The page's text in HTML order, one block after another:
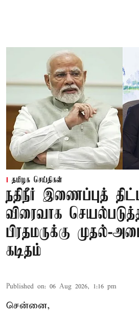
தமிழக செய்திகள்
நதிநீர் இணைப்புத்
விரைவாக செயல்படுத்த
பிரதமருக்கு முதல்-
கடிதம்
Published on: 06 Aug 2026, 1:16 pm
சென்னை,